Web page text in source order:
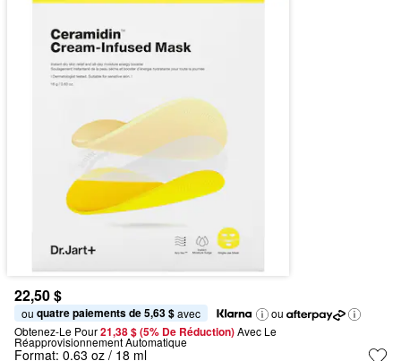
22,50 $
ou quatre paiements de 5,63 $ avec
ou
Obtenez-Le Pour21,38 $ (5% De Réduction) Avec Le
Réapprovisionnement Automatique
Format: 0.63 oz / 18 ml